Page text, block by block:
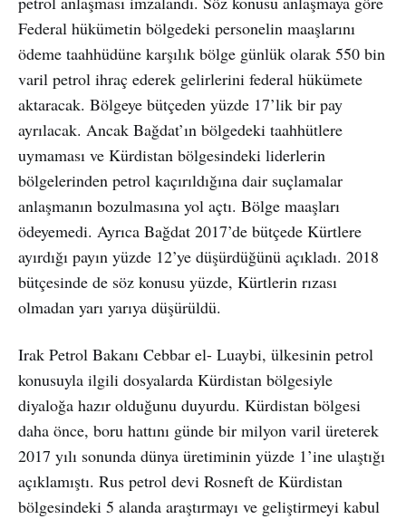
Federal hükümetin bölgedeki personelin maaşlarını
ödeme taahhüdüne karşılık bölge günlük olarak 550 bin
varil petrol ihraç ederek gelirlerini federal hükümete
aktaracak. Bölgeye bütçeden yüzde 17’lik bir pay
ayrılacak. Ancak Bağdat’ın bölgedeki taahhütlere
uymaması ve Kürdistan bölgesindeki liderlerin
bölgelerinden petrol kaçırıldığına dair suçlamalar
anlaşmanın bozulmasına yol açtı. Bölge maaşları
ödeyemedi. Ayrıca Bağdat 2017’de bütçede Kürtlere
ayırdığı payın yüzde 12’ye düşürdüğünü açıkladı. 2018
bütçesinde de söz konusu yüzde, Kürtlerin rızası
olmadan yarı yarıya düşürüldü.
Irak Petrol Bakanı Cebbar el- Luaybi, ülkesinin petrol
konusuyla ilgili dosyalarda Kürdistan bölgesiyle
diyaloğa hazır olduğunu duyurdu. Kürdistan bölgesi
daha önce, boru hattını günde bir milyon varil üreterek
2017 yılı sonunda dünya üretiminin yüzde 1’ine ulaştığı
açıklamıştı. Rus petrol devi Rosneft de Kürdistan
bölgesindeki 5 alanda araştırmayı ve geliştirmeyi kabul